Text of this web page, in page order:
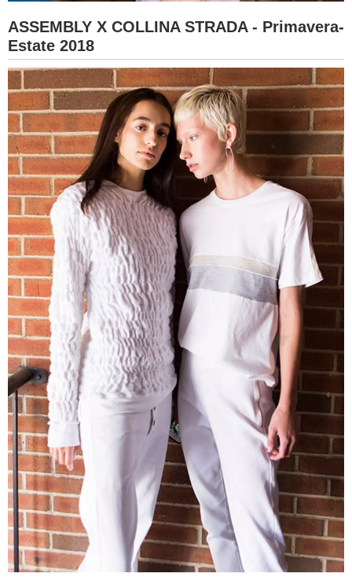
ASSEMBLY X COLLINA STRADA - Primavera-
Estate 2018